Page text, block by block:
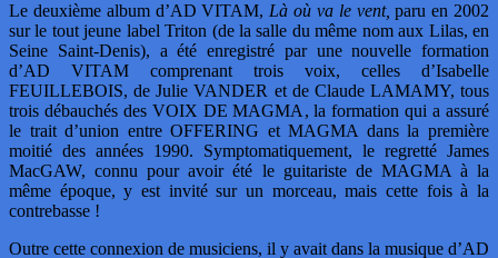
Le deuxième album d’AD VITAM, Là où va le vent, paru en 2002
sur le tout jeune label Triton (de la salle du même nom aux Lilas, en
Seine Saint-Denis), a été enregistré par une nouvelle formation
d’AD VITAM comprenant trois voix, celles d’Isabelle
FEUILLEBOIS, de Julie VANDER et de Claude LAMAMY, tous
trois débauchés des VOIX DE MAGMA, la formation qui a assuré
le trait d’union entre OFFERING et MAGMA dans la première
moitié des années 1990. Symptomatiquement, le regretté James
MacGAW, connu pour avoir été le guitariste de MAGMA à la
même époque, y est invité sur un morceau, mais cette fois à la
contrebasse !
Outre cette connexion de musiciens, il y avait dans la musique d’AD